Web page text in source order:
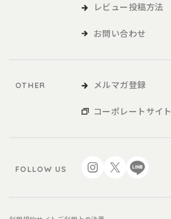
レビュー投稿方法
お問い合わせ
OTHER メルマガ登録
コーポレートサイト
FOLLOW US